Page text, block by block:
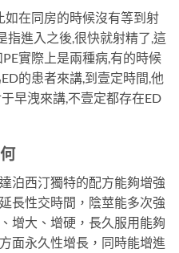
如在同房的時候沒有等到射
指進入之後,很快就射精了,這
實際上是兩種病,有的時候
的患者來講,到壹定時間,他
早洩來講,不壹定都存在ED
泊西汀獨特的配方能夠增強
長性交時間，陰莖能多次強
增大、增硬，長久服用能夠
面永久性增長，同時能增進